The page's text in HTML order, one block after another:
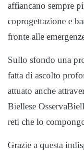
affiancano sempre
coprogettazione e
fronte alle
Sullo sfondo una
fatta di ascolto
attuato anche
Biellese
reti che lo
Grazie a questa